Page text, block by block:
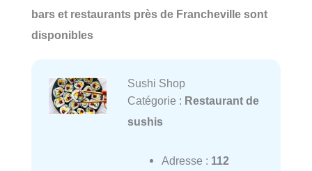
bars et restaurants près de Francheville sont
disponibles
Sushi Shop
Catégorie : Restaurant de
sushis
Adresse : 112